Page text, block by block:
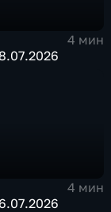
4 мин
4 мин